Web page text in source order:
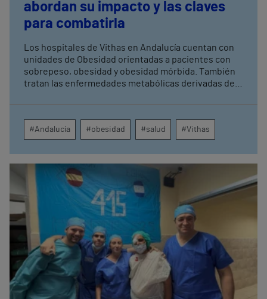
abordan su impacto y las claves
para combatirla
Los hospitales de Vithas en Andalucía cuentan con
unidades de Obesidad orientadas a pacientes con
sobrepeso, obesidad y obesidad mórbida. También
tratan las enfermedades metabólicas derivadas de
bariátrica, balones intragástricos y nuevos
tratamientos farmacológicos.
#Andalucía #obesidad #salud #Vithas